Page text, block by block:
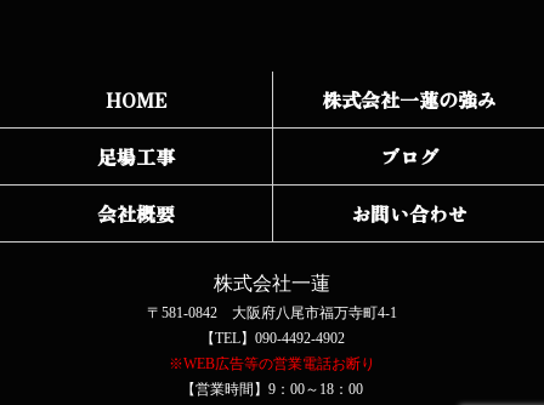
HOME
株式会社一蓮の強み
足場工事
ブログ
会社概要
お問い合わせ
株式会社一蓮
〒581-0842 大阪府八尾市福万寺町4-1
【TEL】090-4492-4902
※WEB広告等の営業電話お断り
【営業時間】9：00～18：00